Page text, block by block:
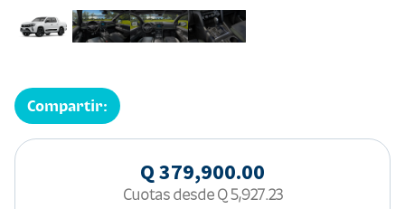
Compartir:
Q 379,900.00
Cuotas desde Q 5,927.23